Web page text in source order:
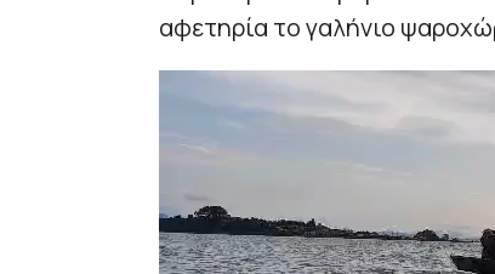
αφετηρία το γαλήνιο